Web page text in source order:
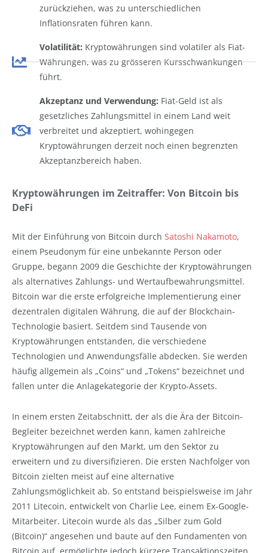
zurückziehen, was zu unterschiedlichen
Inflationsraten führen kann.
Volatilität: Kryptowährungen sind volatiler als Fiat-
Währungen, was zu grösseren Kursschwankungen
führt.
Akzeptanz und Verwendung: Fiat-Geld ist als
gesetzliches Zahlungsmittel in einem Land weit
verbreitet und akzeptiert, wohingegen
Kryptowährungen derzeit noch einen begrenzten
Akzeptanzbereich haben.
Kryptowährungen im Zeitraffer: Von Bitcoin bis
DeFi
Mit der Einführung von Bitcoin durch Satoshi Nakamoto,
einem Pseudonym für eine unbekannte Person oder
Gruppe, begann 2009 die Geschichte der Kryptowährungen
als alternatives Zahlungs- und Wertaufbewahrungsmittel.
Bitcoin war die erste erfolgreiche Implementierung einer
dezentralen digitalen Währung, die auf der Blockchain-
Technologie basiert. Seitdem sind Tausende von
Kryptowährungen entstanden, die verschiedene
Technologien und Anwendungsfälle abdecken. Sie werden
häufig allgemein als „Coins“ und „Tokens“ bezeichnet und
fallen unter die Anlagekategorie der Krypto-Assets.
In einem ersten Zeitabschnitt, der als die Ära der Bitcoin-
Begleiter bezeichnet werden kann, kamen zahlreiche
Kryptowährungen auf den Markt, um den Sektor zu
erweitern und zu diversifizieren. Die ersten Nachfolger von
Bitcoin zielten meist auf eine alternative
Zahlungsmöglichkeit ab. So entstand beispielsweise im Jahr
2011 Litecoin, entwickelt von Charlie Lee, einem Ex-Google-
Mitarbeiter. Litecoin wurde als das „Silber zum Gold
(Bitcoin)“ angesehen und baute auf den Fundamenten von